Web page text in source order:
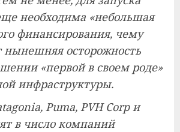
необходима «небольшая
финансирования, чему
нынешняя осторожность
«первой в своем роде»
инфраструктуры.
Puma, PVH Corp и
в число компаний